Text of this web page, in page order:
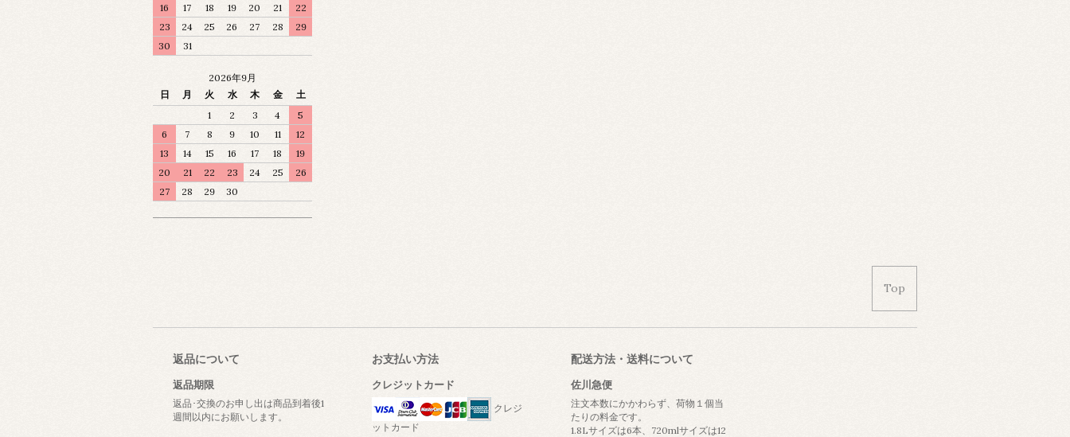
16
17 18 19 20 21
22
23
24 25 26 27 28
29
30
31
2026年9月
日
月 火 水 木 金
土
1
2 3 4
5
6
7 8 9 10 11
12
13
14 15 16 17 18
19
20
21 22 23 24 25
26
27
28 29 30
Top
返品について
返品期限
返品･交換のお申し出は商品到着後1
週間以内にお願いします。
お支払い方法
クレジットカード
クレジ
ットカード
配送方法・送料について
佐川急便
注文本数にかかわらず、荷物１個当
たりの料金です。
1.8Lサイズは6本、720mlサイズは12